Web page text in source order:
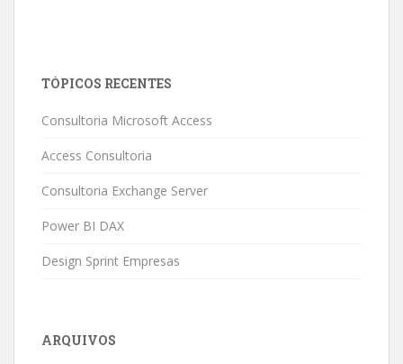
TÓPICOS RECENTES
Consultoria Microsoft Access
Access Consultoria
Consultoria Exchange Server
Power BI DAX
Design Sprint Empresas
ARQUIVOS